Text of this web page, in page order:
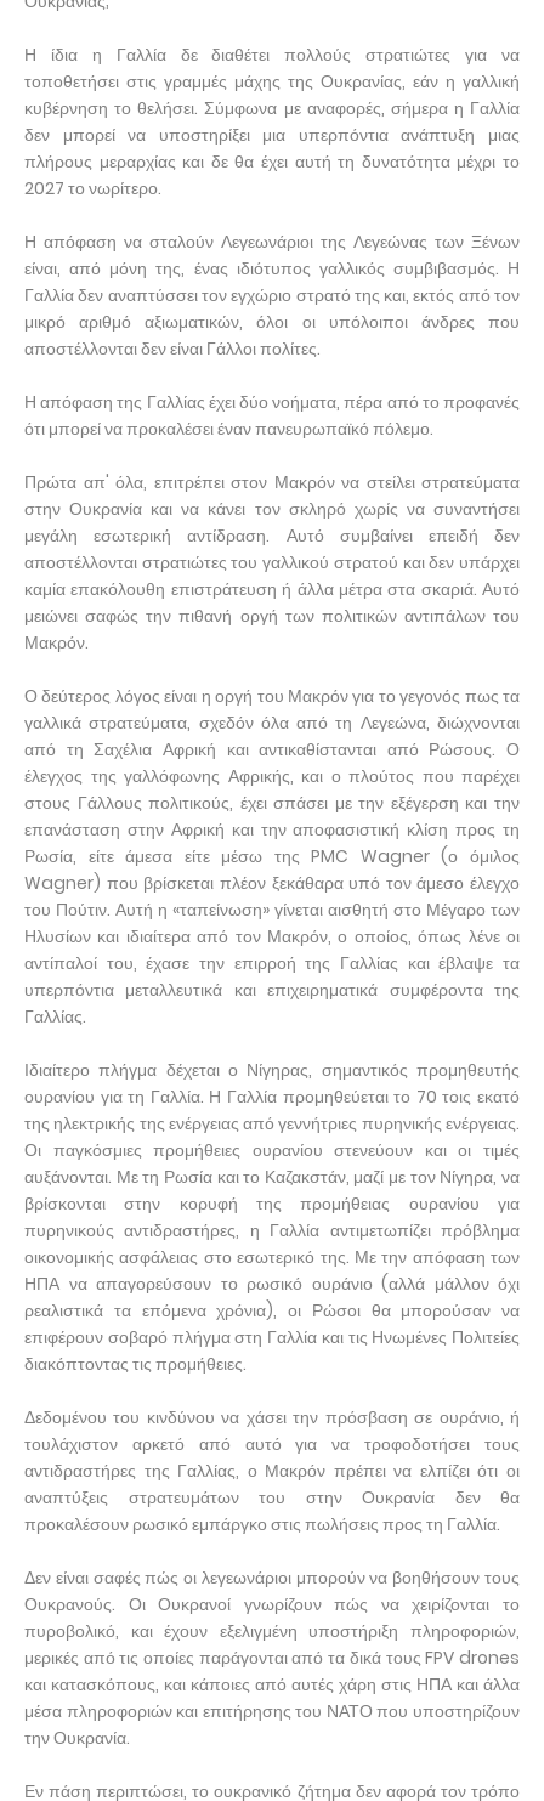
Η ίδια η Γαλλία δε διαθέτει πολλούς στρατιώτες για να
τοποθετήσει στις γραμμές μάχης της Ουκρανίας, εάν η γαλλική
κυβέρνηση το θελήσει. Σύμφωνα με αναφορές, σήμερα η Γαλλία
δεν μπορεί να υποστηρίξει μια υπερπόντια ανάπτυξη μιας
πλήρους μεραρχίας και δε θα έχει αυτή τη δυνατότητα μέχρι το
2027 το νωρίτερο.
Η απόφαση να σταλούν Λεγεωνάριοι της Λεγεώνας των Ξένων
είναι, από μόνη της, ένας ιδιότυπος γαλλικός συμβιβασμός. Η
Γαλλία δεν αναπτύσσει τον εγχώριο στρατό της και, εκτός από τον
μικρό αριθμό αξιωματικών, όλοι οι υπόλοιποι άνδρες που
αποστέλλονται δεν είναι Γάλλοι πολίτες.
Η απόφαση της Γαλλίας έχει δύο νοήματα, πέρα από το προφανές
ότι μπορεί να προκαλέσει έναν πανευρωπαϊκό πόλεμο.
Πρώτα απ' όλα, επιτρέπει στον Μακρόν να στείλει στρατεύματα
στην Ουκρανία και να κάνει τον σκληρό χωρίς να συναντήσει
μεγάλη εσωτερική αντίδραση. Αυτό συμβαίνει επειδή δεν
αποστέλλονται στρατιώτες του γαλλικού στρατού και δεν υπάρχει
καμία επακόλουθη επιστράτευση ή άλλα μέτρα στα σκαριά. Αυτό
μειώνει σαφώς την πιθανή οργή των πολιτικών αντιπάλων του
Μακρόν.
Ο δεύτερος λόγος είναι η οργή του Μακρόν για το γεγονός πως τα
γαλλικά στρατεύματα, σχεδόν όλα από τη Λεγεώνα, διώχνονται
από τη Σαχέλια Αφρική και αντικαθίστανται από Ρώσους. Ο
έλεγχος της γαλλόφωνης Αφρικής, και ο πλούτος που παρέχει
στους Γάλλους πολιτικούς, έχει σπάσει με την εξέγερση και την
επανάσταση στην Αφρική και την αποφασιστική κλίση προς τη
Ρωσία, είτε άμεσα είτε μέσω της PMC Wagner (ο όμιλος
Wagner) που βρίσκεται πλέον ξεκάθαρα υπό τον άμεσο έλεγχο
του Πούτιν. Αυτή η «ταπείνωση» γίνεται αισθητή στο Μέγαρο των
Ηλυσίων και ιδιαίτερα από τον Μακρόν, ο οποίος, όπως λένε οι
αντίπαλοί του, έχασε την επιρροή της Γαλλίας και έβλαψε τα
υπερπόντια μεταλλευτικά και επιχειρηματικά συμφέροντα της
Γαλλίας.
Ιδιαίτερο πλήγμα δέχεται ο Νίγηρας, σημαντικός προμηθευτής
ουρανίου για τη Γαλλία. Η Γαλλία προμηθεύεται το 70 τοις εκατό
της ηλεκτρικής της ενέργειας από γεννήτριες πυρηνικής ενέργειας.
Οι παγκόσμιες προμήθειες ουρανίου στενεύουν και οι τιμές
αυξάνονται. Με τη Ρωσία και το Καζακστάν, μαζί με τον Νίγηρα, να
βρίσκονται στην κορυφή της προμήθειας ουρανίου για
πυρηνικούς αντιδραστήρες, η Γαλλία αντιμετωπίζει πρόβλημα
οικονομικής ασφάλειας στο εσωτερικό της. Με την απόφαση των
ΗΠΑ να απαγορεύσουν το ρωσικό ουράνιο (αλλά μάλλον όχι
ρεαλιστικά τα επόμενα χρόνια), οι Ρώσοι θα μπορούσαν να
επιφέρουν σοβαρό πλήγμα στη Γαλλία και τις Ηνωμένες Πολιτείες
διακόπτοντας τις προμήθειες.
Δεδομένου του κινδύνου να χάσει την πρόσβαση σε ουράνιο, ή
τουλάχιστον αρκετό από αυτό για να τροφοδοτήσει τους
αντιδραστήρες της Γαλλίας, ο Μακρόν πρέπει να ελπίζει ότι οι
αναπτύξεις στρατευμάτων του στην Ουκρανία δεν θα
προκαλέσουν ρωσικό εμπάργκο στις πωλήσεις προς τη Γαλλία.
Δεν είναι σαφές πώς οι λεγεωνάριοι μπορούν να βοηθήσουν τους
Ουκρανούς. Οι Ουκρανοί γνωρίζουν πώς να χειρίζονται το
πυροβολικό, και έχουν εξελιγμένη υποστήριξη πληροφοριών,
μερικές από τις οποίες παράγονται από τα δικά τους FPV drones
και κατασκόπους, και κάποιες από αυτές χάρη στις ΗΠΑ και άλλα
μέσα πληροφοριών και επιτήρησης του ΝΑΤΟ που υποστηρίζουν
την Ουκρανία.
Εν πάση περιπτώσει, το ουκρανικό ζήτημα δεν αφορά τον τρόπο